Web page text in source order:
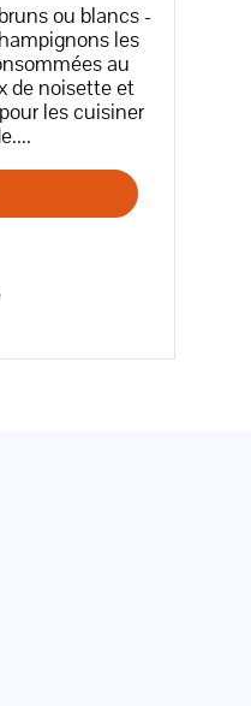
ou blancs -
les
au
de noisette et
les cuisiner